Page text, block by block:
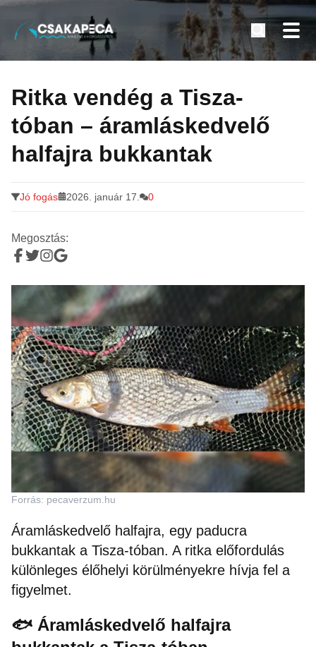
tartalomra
Minden a horgászatról
Ritka vendég a Tisza-
tóban – áramláskedvelő
halfajra bukkantak
Jó fogás 2026. január 17. 0
Megosztás:
Forrás: pecaverzum.hu
Áramláskedvelő halfajra, egy paducra
bukkantak a Tisza-tóban. A ritka előfordulás
különleges élőhelyi körülményekre hívja fel a
figyelmet.
🐟 Áramláskedvelő halfajra